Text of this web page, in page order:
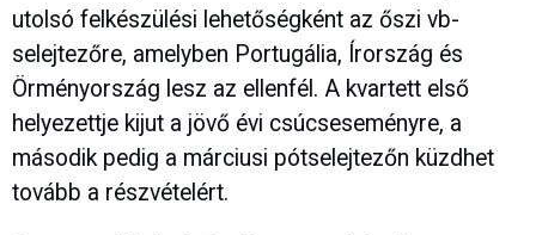
utolsó felkészülési lehetőségként az őszi vb-
selejtezőre, amelyben Portugália, Írország és
Örményország lesz az ellenfél. A kvartett első
helyezettje kijut a jövő évi csúcseseményre, a
második pedig a márciusi pótselejtezőn küzdhet
tovább a részvételért.